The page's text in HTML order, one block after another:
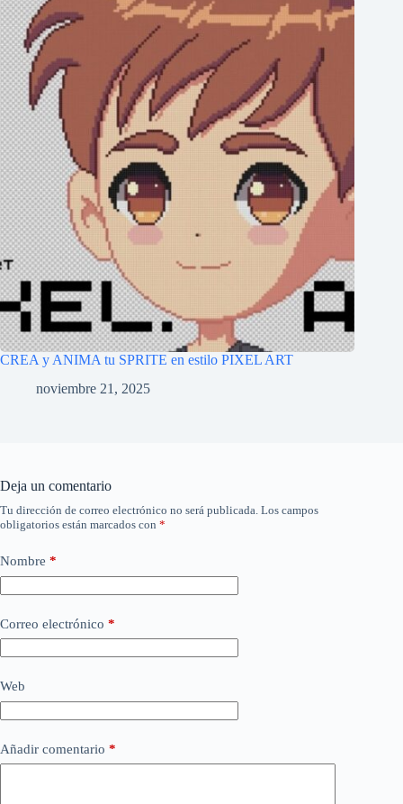
CREA y ANIMA tu SPRITE en estilo PIXEL ART
noviembre 21, 2025
Deja un comentario
Tu dirección de correo electrónico no será publicada. Los campos
obligatorios están marcados con *
Nombre *
Correo electrónico *
Web
Añadir comentario *